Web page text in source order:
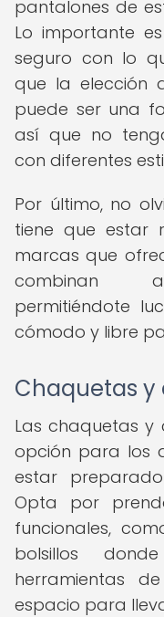
pantalones de
Lo importante
seguro con lo
que la elección
puede ser una
así que no
con diferentes
Por último, no
tiene que estar
marcas que
combinan
permitiéndote
cómodo y libre
Chaquetas
Las chaquetas y
opción para los
estar
Opta por
funcionales,
bolsillos
herramientas
espacio para